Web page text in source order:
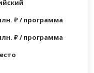
₽ / программа
₽ / программа